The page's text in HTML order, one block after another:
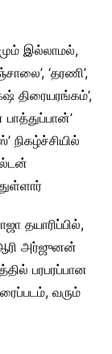
இல்லாமல்,
‘தரணி’,
திரையரங்கம்’,
நிகழ்ச்சியில்
தயாரிப்பில்,
அர்ஜுனன்
பரபரப்பான
வரும்